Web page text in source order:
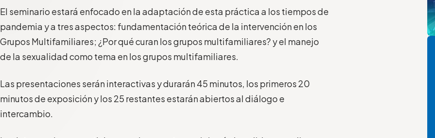
El seminario estará enfocado en la adaptación de esta práctica a los tiempos de
pandemia y a tres aspectos: fundamentación teórica de la intervención en los
Grupos Multifamiliares; ¿Por qué curan los grupos multifamiliares? y el manejo
de la sexualidad como tema en los grupos multifamiliares.
Las presentaciones serán interactivas y durarán 45 minutos, los primeros 20
minutos de exposición y los 25 restantes estarán abiertos al diálogo e
intercambio.